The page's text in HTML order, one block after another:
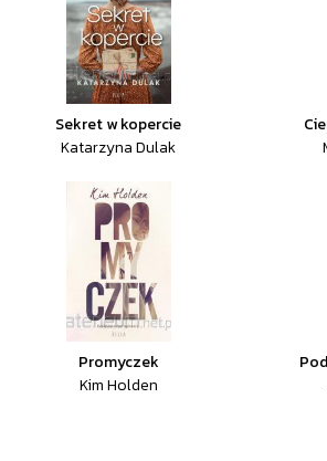
Sekret w kopercie
Katarzyna Dulak
Promyczek
Kim Holden